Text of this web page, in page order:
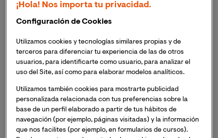
especialista en investigación en violencia a través de
yElvira PlazaBernabeu, doctoranda en Psicología
Clínica, experta en psicología forense, psicología
clínica, maltrato familiar y violencia de género.
Además, desde 2007 pertenece al Listado Oficial de
Psicólogos Forenses (LOPF) del Colegio Oficial de
Psicólogos de la Comunidad Valenciana y también es
docente del Máster Universitario en Acoso Escolar y
Mediación de VIU.
¡Hola! Nos importa tu privacidad.
Configuración de Cookies
Utilizamos cookies y tecnologías similares propias y de
terceros para diferenciar tu experiencia de las de otros
usuarios, para identificarte como usuario, para analizar el
uso del Site, así como para elaborar modelos analíticos.
Utilizamos también cookies para mostrarte publicidad
personalizada relacionada con tus preferencias sobre la
base de un perfil elaborado a partir de tus hábitos de
navegación (por ejemplo, páginas visitadas) y la información
que nos facilites (por ejemplo, en formularios de cursos).